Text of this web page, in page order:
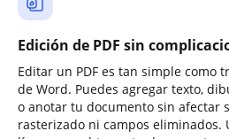
Edición de PDF sin
Editar un PDF es tan simple como
de Word. Puedes agregar texto,
o anotar tu documento sin afectar
rasterizado ni campos eliminados.